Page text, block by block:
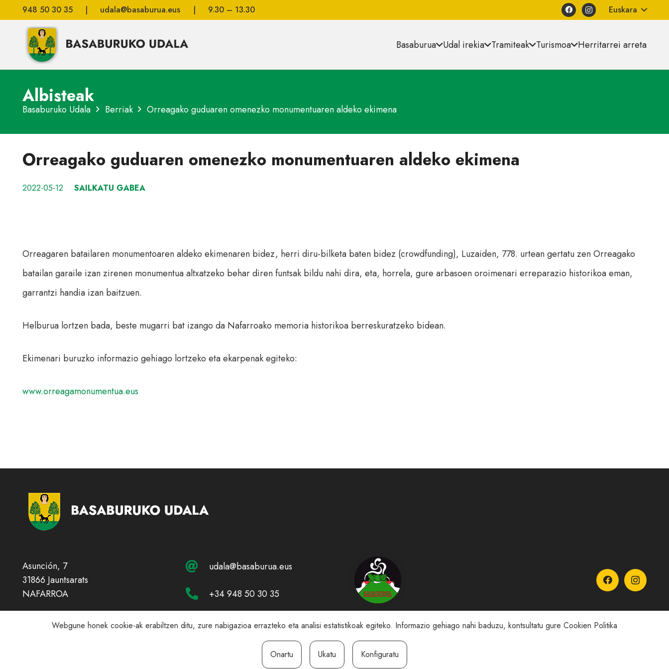
948 50 30 35 | udala@basaburua.eus | 9.30 – 13.30 Euskara
Basaburua Udal irekia Tramiteak Turismoa Herritarrei arreta
Albisteak
Basaburuko Udala Berriak Orreagako guduaren omenezko monumentuaren aldeko ekimena
Orreagako guduaren omenezko monumentuaren aldeko ekimena
2022-05-12 SAILKATU GABEA
Orreagaren batailaren monumentoaren aldeko ekimenaren bidez, herri diru-bilketa baten bidez (crowdfunding), Luzaiden, 778. urtean gertatu zen Orreagako
batailan garaile izan zirenen monumentua altxatzeko behar diren funtsak bildu nahi dira, eta, horrela, gure arbasoen oroimenari erreparazio historikoa eman,
garrantzi handia izan baitzuen.
Helburua lortzen bada, beste mugarri bat izango da Nafarroako memoria historikoa berreskuratzeko bidean.
Ekimenari buruzko informazio gehiago lortzeko eta ekarpenak egiteko:
www.orreagamonumentua.eus
Asunción, 7
31866 Jauntsarats
NAFARROA
udala@basaburua.eus
+34 948 50 30 35
Pribatutasun Politika Cookie politika
Webgune honek cookie-ak erabiltzen ditu, zure nabigazioa errazteko eta analisi estatistikoak egiteko. Informazio gehiago nahi baduzu, kontsultatu gure Cookien Politika
Onartu Ukatu Konfiguratu